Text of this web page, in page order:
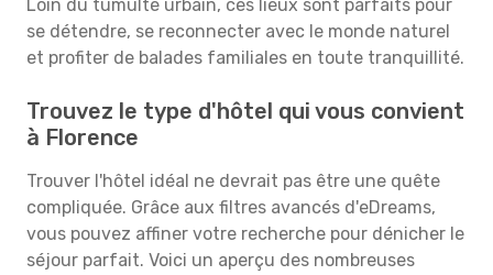
Loin du tumulte urbain, ces lieux sont parfaits pour
se détendre, se reconnecter avec le monde naturel
et profiter de balades familiales en toute tranquillité.
Trouvez le type d'hôtel qui vous convient
à Florence
Trouver l'hôtel idéal ne devrait pas être une quête
compliquée. Grâce aux filtres avancés d'eDreams,
vous pouvez affiner votre recherche pour dénicher le
séjour parfait. Voici un aperçu des nombreuses